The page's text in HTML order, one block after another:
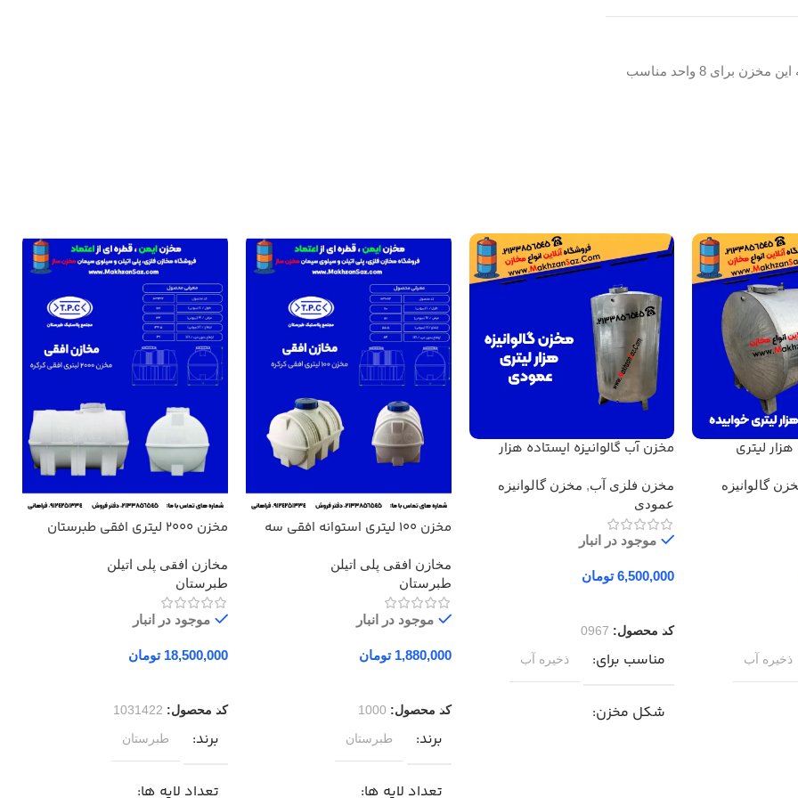
برای هر واحد باید 250 لیتر در نظر بگیرید که این مخزن برای 8 واحد مناسب
لیتری
گالوانیزه
ذخیره آب
مخزن آب گالوانیزه ایستاده هزار
مخزن فلزی آب, مخزن گالوانیزه
عمودی
موجود در انبار
تومان
کد محصول: 0967
مناسب برای ذخیره آب
شکل مخزن
مخزن 100 لیتری استوانه افقی سه
مخازن افقی پلی اتیلن
طبرستان
موجود در انبار
تومان
کد محصول: 1000
برند طبرستان
تعداد لایه ها
مخزن 2000 لیتری افقی طبرستان
مخازن افقی پلی اتیلن
طبرستان
موجود در انبار
تومان
کد محصول: 1031422
برند طبرستان
تعداد لایه ها